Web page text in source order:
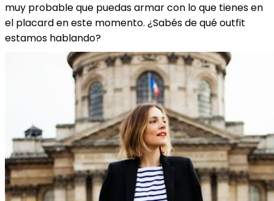
muy probable que puedas armar con lo que tienes en
el placard en este momento. ¿Sabés de qué outfit
estamos hablando?